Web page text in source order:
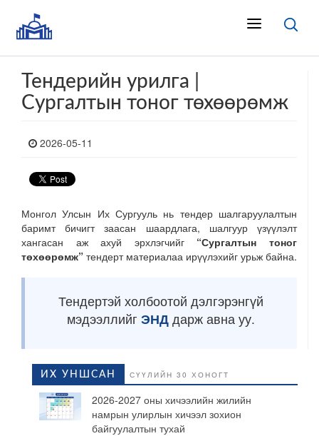
Тендерийн урилга |
Сургалтын тоног төхөөрөмж
2026-05-11
Монгол Улсын Их Сургууль нь тендер шалгаруулалтын
баримт бичигт заасан шаардлага, шалгуур үзүүлэлт
хангасан аж ахуй эрхлэгчийг “Сургалтын тоног
төхөөрөмж” тендертматериалаа ирүүлэхийг урьж байна.
Тендертэй холбоотой дэлгэрэнгүй
мэдээллийг ЭНД дарж авна уу.
ИХ УНШСАН СҮҮЛИЙН 30 ХОНОГТ
2026-2027 оны хичээлийн жилийн
намрын улирлын хичээл зохион
байгуулалтын тухай